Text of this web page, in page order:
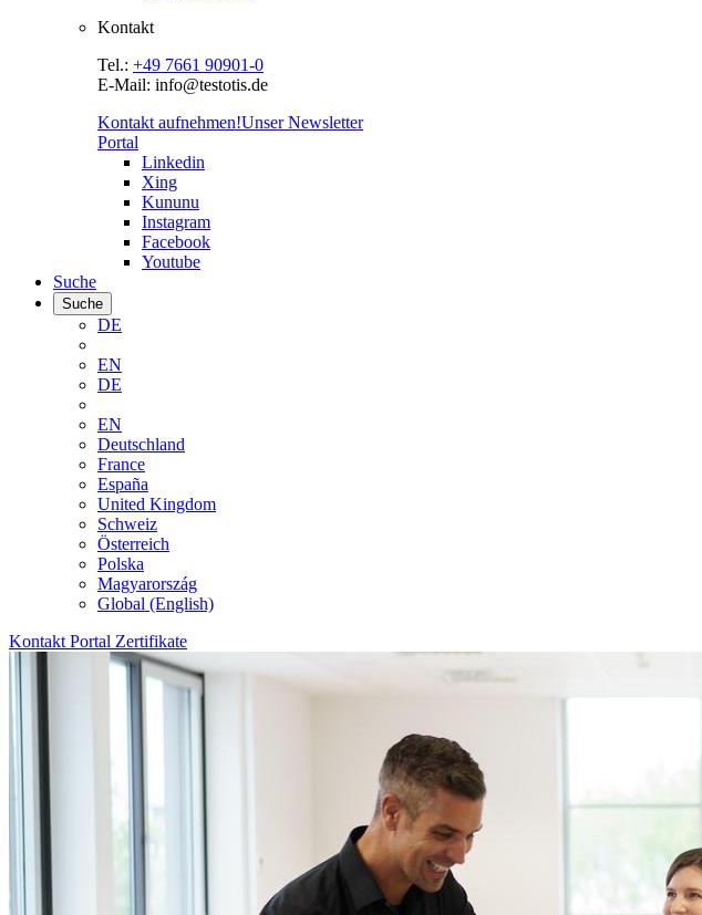
Kontakt
Tel.: +49 7661 90901-0
E-Mail: info@testotis.de
Kontakt aufnehmen!Unser Newsletter
Portal
Linkedin
Xing
Kununu
Instagram
Facebook
Youtube
Suche
Suche
DE
EN
DE
EN
Deutschland
France
España
United Kingdom
Schweiz
Österreich
Polska
Magyarország
Global (English)
Kontakt Portal Zertifikate